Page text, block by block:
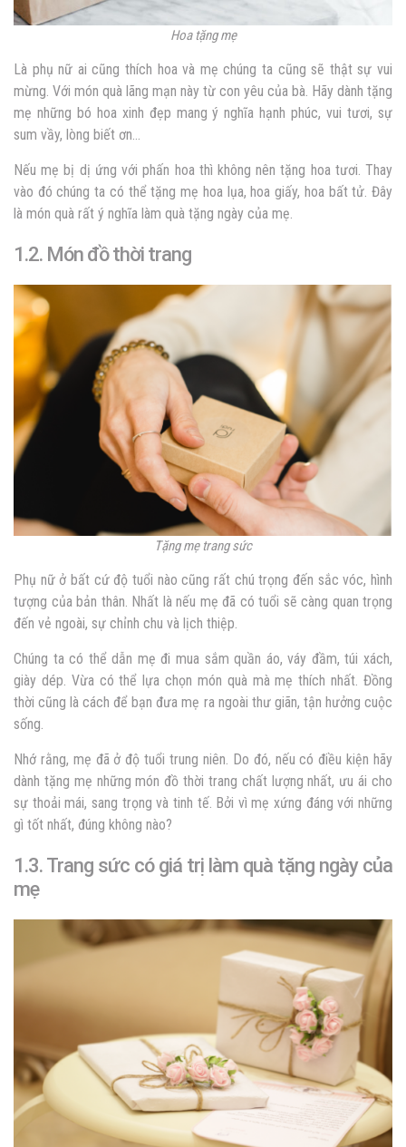
Hoa tặng mẹ
Là phụ nữ ai cũng thích hoa và mẹ chúng ta cũng sẽ thật sự vui
mừng. Với món quà lãng mạn này từ con yêu của bà. Hãy dành tặng
mẹ những bó hoa xinh đẹp mang ý nghĩa hạnh phúc, vui tươi, sự
sum vầy, lòng biết ơn…
Nếu mẹ bị dị ứng với phấn hoa thì không nên tặng hoa tươi. Thay
vào đó chúng ta có thể tặng mẹ hoa lụa, hoa giấy, hoa bất tử. Đây
là món quà rất ý nghĩa làm quà tặng ngày của mẹ.
1.2. Món đồ thời trang
Tặng mẹ trang sức
Phụ nữ ở bất cứ độ tuổi nào cũng rất chú trọng đến sắc vóc, hình
tượng của bản thân. Nhất là nếu mẹ đã có tuổi sẽ càng quan trọng
đến vẻ ngoài, sự chỉnh chu và lịch thiệp.
Chúng ta có thể dẫn mẹ đi mua sắm quần áo, váy đầm, túi xách,
giày dép. Vừa có thể lựa chọn món quà mà mẹ thích nhất. Đồng
thời cũng là cách để bạn đưa mẹ ra ngoài thư giãn, tận hưởng cuộc
sống.
Nhớ rằng, mẹ đã ở độ tuổi trung niên. Do đó, nếu có điều kiện hãy
dành tặng mẹ những món đồ thời trang chất lượng nhất, ưu ái cho
sự thoải mái, sang trọng và tinh tế. Bởi vì mẹ xứng đáng với những
gì tốt nhất, đúng không nào?
1.3. Trang sức có giá trị làm quà tặng ngày của
mẹ